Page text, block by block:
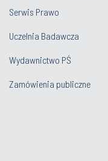
Serwis Prawo
Uczelnia Badawcza
Wydawnictwo PŚ
Zamówienia publiczne